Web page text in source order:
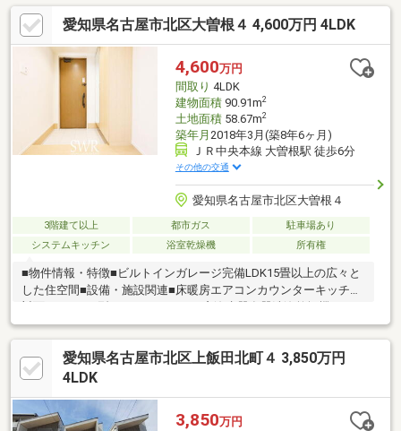
洋室は約12帖の広々空間！◆駐車場あり♪不動産売買ならセンチ
ュリー21SEED理想の住まい探しを、私たちが全力でサポートいた
します！
愛知県名古屋市北区大曽根４ 4,600万円 4LDK
4,600万円
間取り 4LDK
建物面積90.91m2
土地面積58.67m2
築年月 2018年3月(築8年6ヶ月)
ＪＲ中央本線 大曽根駅 徒歩6分
その他の交通
愛知県名古屋市北区大曽根４
3階建て以上 都市ガス
駐車場あり
システムキッチン
浴室乾燥機 所有権
■物件情報・特徴■ビルトインガレージ完備LDK15畳以上の広々と
した住空間■設備・施設関連■床暖房エアコンカウンターキッチン
対面キッチンL型キッチンキッチン窓浄水器食器洗浄乾燥機3口コ
ンロ浴室暖房乾燥機浴室窓24H換気システムオートバス・追炊機
能トイレ窓棚有温水洗浄便座節水型・高機能トイレ洗髪洗面化粧
台防犯カメラモニタ付インターホンカードキーダブルロックキー
全居室収納シューズボックス■住環境・周辺環境■平安通駅徒歩約
徒歩約5分大曽根中学校徒歩約20分
愛知県名古屋市北区上飯田北町４ 3,850万円
4LDK
3,850万円